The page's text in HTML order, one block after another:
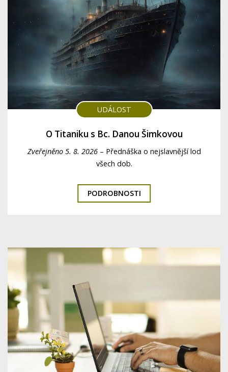
UDÁLOST
O Titaniku s Bc. Danou Šimkovou
Zveřejněno 5. 8. 2026– Přednáška o nejslavnější lod
všech dob.
PODROBNOSTI